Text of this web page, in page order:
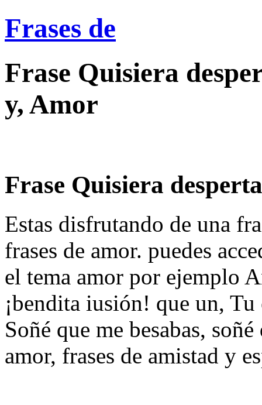
Frases de
Frase Quisiera
y, Amor
Frase Quisiera
Estas disfrutando de una
frases de amor. puedes
el tema amor por ejemplo
¡bendita iusión! que un,
Soñé que me besabas,
amor, frases de amistad y